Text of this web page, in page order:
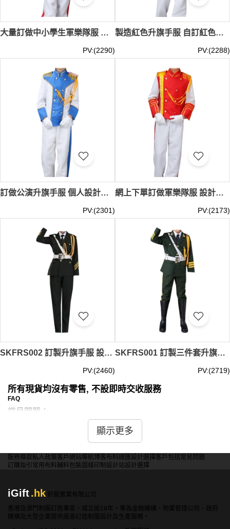
大量訂做中小學生軍樂隊服 供應儀仗隊表演服 紅色 升旗手服供應商 SKFRS006
PV:(2290)
製造紅色升旗手服 自訂紅色少先隊鼓號服 軍樂隊服製衣廠 SKFRS005
PV:(2288)
訂做公演升旗手服 個人設計藍色撞白色軍樂隊服 升旗手服專門店 SKFRS004
PV:(2301)
網上下單訂做軍樂隊服 設計演出長袖企領升旗手服 軍樂隊服專門店 SKFRS003
PV:(2173)
SKFRS002 訂製升旗手服 設計升旗班儀儀仗隊袖口升旗手服 步操 升旗手服供應商
PV:(2460)
SKFRS001 訂製三件套升旗手服 自訂緩帶 翻領 前胸袋口 學校演出服 樂隊 升旗 步操 升旗手服供應商
PV:(2719)
所有現貨均沒有零售, 不設即時交收服務
FAQ
常見問題：
問：升旗手服的尺碼該如何挑選才能確保合身？
答：選擇合適的升旗手服尺碼，建議先測量身高、胸圍和腰
圍等關鍵數據，然後對照服裝的尺碼表進行選擇。如有不確
定，可以諮詢銷售人員的意見，以確保選購到舒適合身的升
問：現貨升旗手服的價格大概落在什麼範圍？
答：現貨升旗手服的價格會因品質、款式和材質而有所差
顯示更多
服務條款私人政策客戶 網站導航博客布料總匯設計選擇客戶包括常見問題
訂購指引 常用布料輔料包裝 圖樣印制 設計站設計選擇
iGift.hk
軒龍實業有限公司
香港及澳門制服訂造專家，成立逾18年，專為金融機構、物業管理公司、政府
機構及大型企業提供度身訂造制服設計及生產服務。